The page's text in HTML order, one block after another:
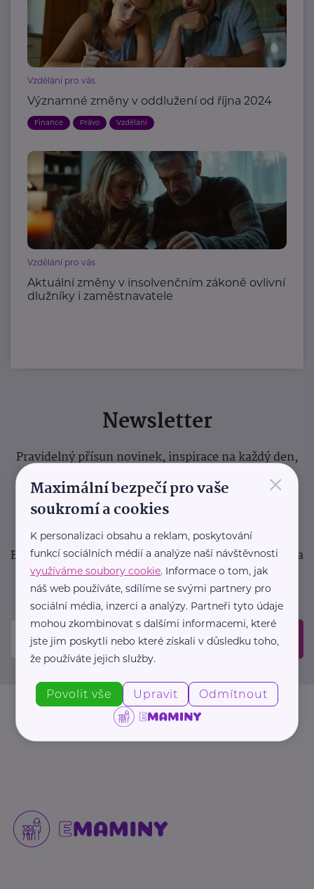
Vzdělání pro vás
Významné změny v oddlužení od října 2024
Finance Právo Vzdělání
Vzdělání pro vás
Aktuální změny v insolvenčním zákoně ovlivní
dlužníky i zaměstnavatele
Newsletter
Pravidelný přísun novinek, inspirace na každý den,
podpora pro rodiče i sdílení zkušeností. Takový je
Newsletter webu eMaminy.cz. Přihlaste se k jeho
odběru a čtěte o tématech, které vám pomohou
v náročném období nebo zpříjemní rodinný život.
Buďte první, kdo se dozví o nových článcích, akcích a
událostech. Prosíme, potvrďte odběr ve vaší e-
mailové schránce.
Odeslat
×
Maximální bezpečí pro vaše
soukromí a cookies
K personalizaci obsahu a reklam, poskytování
funkcí sociálních médií a analýze naší návštěvnosti
využíváme soubory cookie. Informace o tom, jak
náš web používáte, sdílíme se svými partnery pro
sociální média, inzerci a analýzy. Partneři tyto údaje
mohou zkombinovat s dalšími informacemi, které
jste jim poskytli nebo které získali v důsledku toho,
že používáte jejich služby.
Povolit vše Upravit Odmítnout